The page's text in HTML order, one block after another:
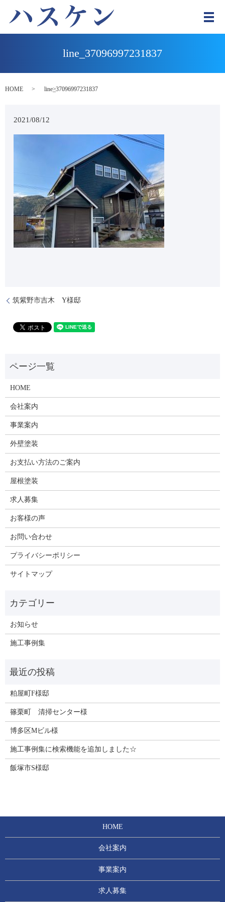
メ
line_37096997231837
HOME line_37096997231837
2021/08/12
筑紫野市吉木 Y様邸
HOME
会社案内
事業案内
外壁塗装
お支払い方法のご案内
屋根塗装
求人募集
お客様の声
お問い合わせ
プライバシーポリシー
サイトマップ
お知らせ
施工事例集
粕屋町F様邸
篠栗町 清掃センター様
博多区Mビル様
施工事例集に検索機能を追加しました☆
飯塚市S様邸
HOME
会社案内
事業案内
求人募集